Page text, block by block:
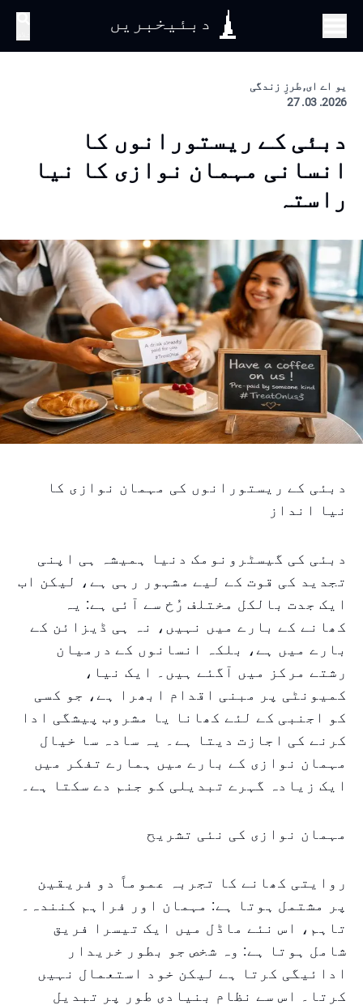
دبئیخبریں
یو اے ای, طرزِ زندگی
2026. 03. 27
دبئی کے ریستورانوں کا
انسانی مہمان نوازی کا نیا
راستہ
دبئی کے ریستورانوں کی مہمان نوازی کا
نیا انداز
دبئی کی گیسٹرونومک دنیا ہمیشہ ہی اپنی
تجدید کی قوت کے لیے مشہور رہی ہے، لیکن اب
ایک جدت بالکل مختلف رُخ سے آئی ہے: یہ
کھانے کے بارے میں نہیں، نہ ہی ڈیزائن کے
بارے میں ہے، بلکہ انسانوں کے درمیان
رشتے مرکز میں آگئے ہیں۔ ایک نیا،
کمیونٹی پر مبنی اقدام ابھرا ہے، جو کسی
کو اجنبی کے لئے کھانا یا مشروب پیشگی ادا
کرنے کی اجازت دیتا ہے۔ یہ سادہ سا خیال
مہمان نوازی کے بارے میں ہمارے تفکر میں
ایک زیادہ گہرے تبدیلی کو جنم دے سکتا ہے۔
مہمان نوازی کی نئی تشریح
روایتی کھانے کا تجربہ عموماً دو فریقین
پر مشتمل ہوتا ہے: مہمان اور فراہم کنندہ۔
تاہم، اس نئے ماڈل میں ایک تیسرا فریق
شامل ہوتا ہے: وہ شخص جو بطور خریدار
ادائیگی کرتا ہے لیکن خود استعمال نہیں
کرتا۔ اس سے نظام بنیادی طور پر تبدیل